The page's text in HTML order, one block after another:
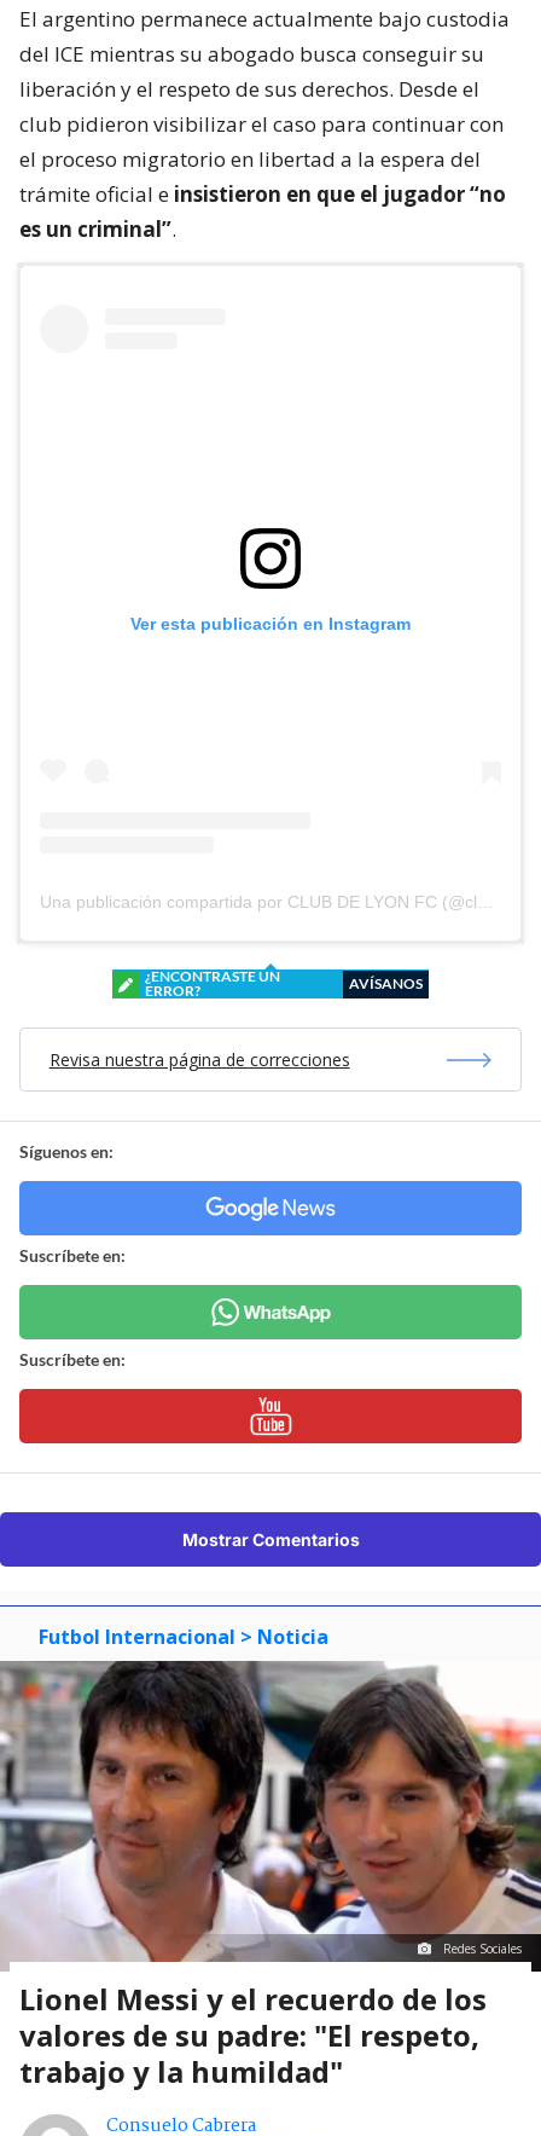
El argentino permanece actualmente bajo custodia
del ICE mientras su abogado busca conseguir su
liberación y el respeto de sus derechos. Desde el
club pidieron visibilizar el caso para continuar con
el proceso migratorio en libertad a la espera del
trámite oficial e insistieron en que el jugador “no
es un criminal”.
Ver esta publicación en Instagram
Una publicación compartida por CLUB DE LYON FC (@clubdelyonfc)
¿ENCONTRASTE UN
ERROR?
AVÍSANOS
Revisa nuestra página de correcciones
Síguenos en:
Suscríbete en:
Suscríbete en:
Mostrar Comentarios
Futbol Internacional > Noticia
Redes Sociales
Lionel Messi y el recuerdo de los
valores de su padre: "El respeto,
trabajo y la humildad"
Consuelo Cabrera